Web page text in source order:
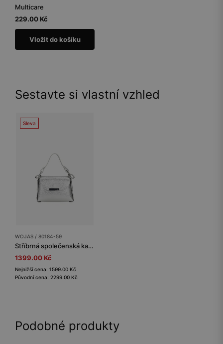
Multicare
229.00 Kč
Vložit do košíku
Sestavte si vlastní vzhled
Sleva
WOJAS / 80184-59
Stříbrná společenská kabelka s řetízkem
1399.00 Kč
Nejnižší cena: 1599.00 Kč
Původní cena: 2299.00 Kč
Podobné produkty